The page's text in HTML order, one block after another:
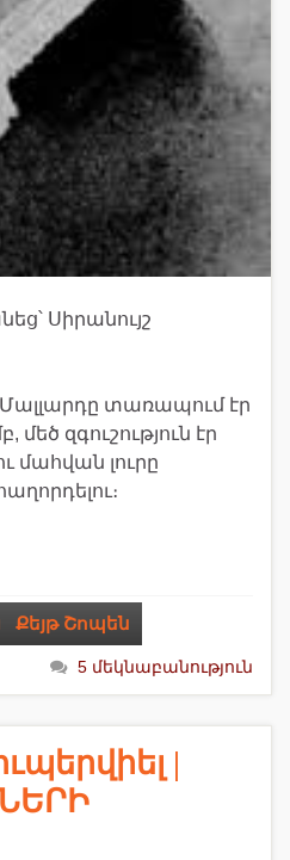
Սիրանույշ
Մալլարդը տառապում էր
զգուշություն էր
մահվան լուրը
Քեյթ Շոպեն
5 մեկնաբանություն
|